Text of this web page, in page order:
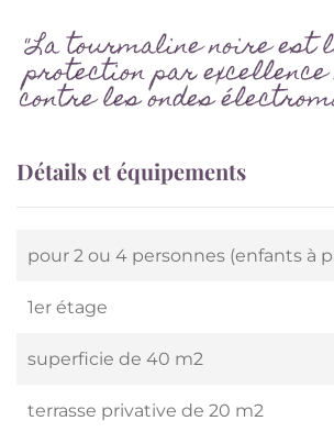
"La tourmaline noire est
protection par
contre les ondes
Détails et équipements
pour 2 ou 4 personnes (enfants à
1er étage
superficie de 40 m2
terrasse privative de 20 m2